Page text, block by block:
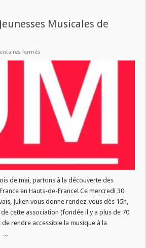
Musicales de
fermés
30/05
:
Jeunesses
Musicales
France
de mai, partons à la découverte des
en Hauts-de-France! Ce mercredi 30
Julien vous donne rendez-vous dès 15h,
cette association (fondée il y a plus de 70
rendre accessible la musique à la
…